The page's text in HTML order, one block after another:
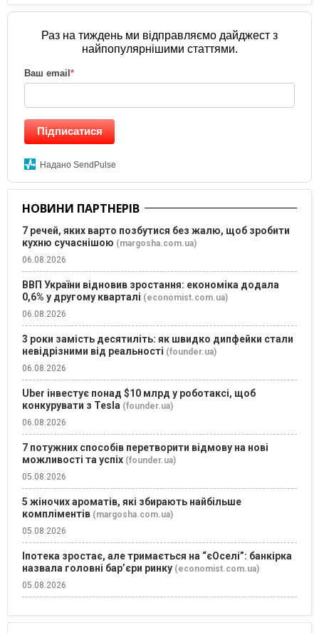
Раз на тиждень ми відправляємо дайджест з
найпопулярнішими статтями.
Ваш email*
Підписатися
Надано SendPulse
НОВИНИ ПАРТНЕРІВ
7 речей, яких варто позбутися без жалю, щоб зробити
кухню сучаснішою (margosha.com.ua)
06.08.2026
ВВП України відновив зростання: економіка додала
0,6% у другому кварталі (economist.com.ua)
06.08.2026
3 роки замість десятиліть: як швидко дипфейки стали
невідрізними від реальності (founder.ua)
06.08.2026
Uber інвестує понад $10 млрд у роботаксі, щоб
конкурувати з Tesla (founder.ua)
06.08.2026
7 потужних способів перетворити відмову на нові
можливості та успіх (founder.ua)
05.08.2026
5 жіночих ароматів, які збирають найбільше
компліментів (margosha.com.ua)
05.08.2026
Іпотека зростає, але тримається на “єОселі”: банкірка
назвала головні бар’єри ринку (economist.com.ua)
05.08.2026